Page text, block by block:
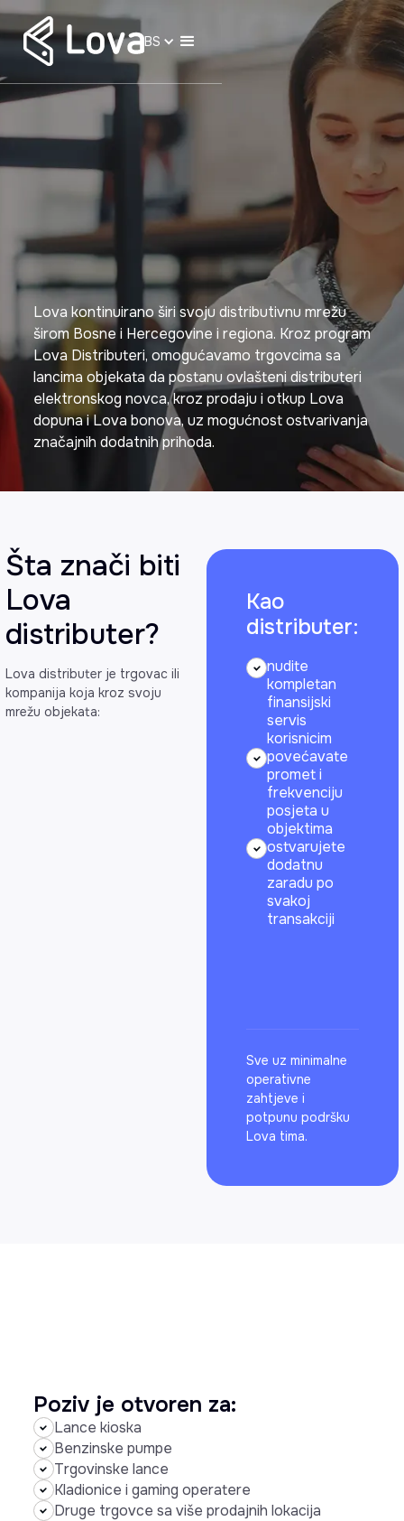
BS
Lova kontinuirano širi svoju distributivnu mrežu
širom Bosne i Hercegovine i regiona. Kroz program
Lova Distributeri, omogućavamo trgovcima sa
lancima objekata da postanu ovlašteni distributeri
elektronskog novca, kroz prodaju i otkup Lova
dopuna i Lova bonova, uz mogućnost ostvarivanja
značajnih dodatnih prihoda.
Šta znači biti
Lova
distributer?
Lova distributer je trgovac ili
kompanija koja kroz svoju
mrežu objekata:
Kao
distributer:
nudite
kompletan
finansijski
servis
korisnicim
povećavate
promet i
frekvenciju
posjeta u
objektima
ostvarujete
dodatnu
zaradu po
svakoj
transakciji
Sve uz minimalne
operativne
zahtjeve i
potpunu podršku
Lova tima.
Poziv je otvoren za:
Lance kioska
Benzinske pumpe
Trgovinske lance
Kladionice i gaming operatere
Druge trgovce sa više prodajnih lokacija